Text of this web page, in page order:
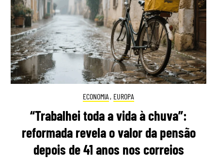
ECONOMIA , EUROPA
“Trabalhei toda a vida à chuva”:
reformada revela o valor da pensão
depois de 41 anos nos correios